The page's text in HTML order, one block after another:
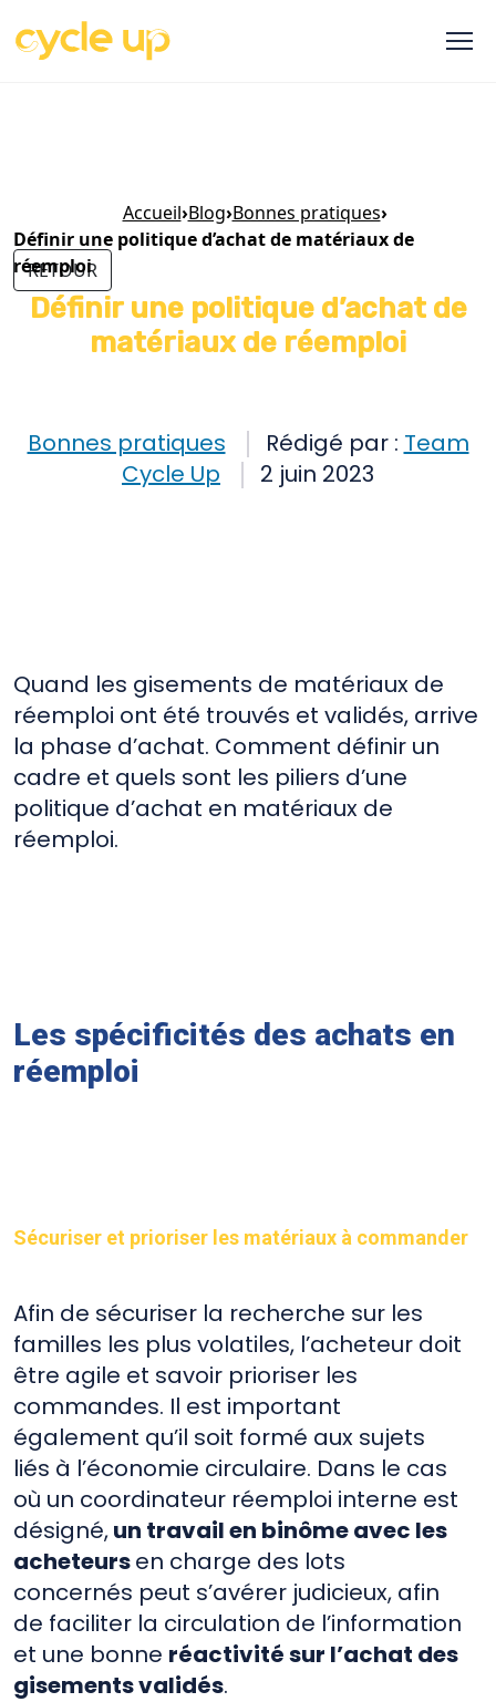
RETOUR
Définir une politique d’achat de
matériaux de réemploi
Bonnes pratiques Rédigé par : Team
Cycle Up
2 juin 2023
Accueil›Blog›Bonnes pratiques›
Définir une politique d’achat de matériaux de
réemploi
Quand les gisements de matériaux de
réemploi ont été trouvés et validés, arrive
la phase d’achat. Comment définir un
cadre et quels sont les piliers d’une
politique d’achat en matériaux de
réemploi.
Les spécificités des achats en
réemploi
Sécuriser et prioriser les matériaux à commander
Afin de sécuriser la recherche sur les
familles les plus volatiles, l’acheteur doit
être agile et savoir prioriser les
commandes. Il est important
également qu’il soit formé aux sujets
liés à l’économie circulaire. Dans le cas
où un coordinateur réemploi interne est
désigné,un travail en binôme avec les
acheteursen charge des lots
concernés peut s’avérer judicieux, afin
de faciliter la circulation de l’information
et une bonne réactivité sur l’achat des
gisements validés.